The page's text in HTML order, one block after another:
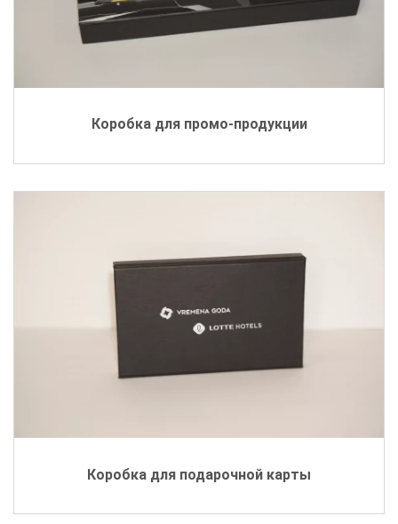
Коробка для промо-продукции
Коробка для подарочной карты